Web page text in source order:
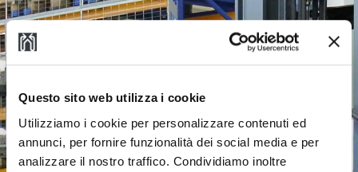
Questo sito web utilizza i cookie
Utilizziamo i cookie per personalizzare contenuti ed
annunci, per fornire funzionalità dei social media e per
analizzare il nostro traffico. Condividiamo inoltre